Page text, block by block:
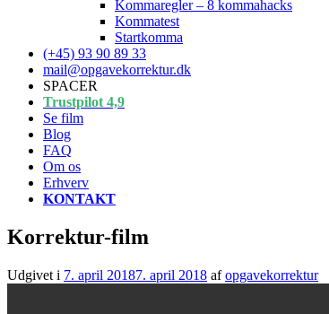
Kommaregler – 8 kommahacks
Kommatest
Startkomma
(+45) 93 90 89 33
mail@opgavekorrektur.dk
SPACER
Trustpilot 4,9
Se film
Blog
FAQ
Om os
Erhverv
KONTAKT
Korrektur-film
Udgivet i 7. april 20187. april 2018 afopgavekorrektur